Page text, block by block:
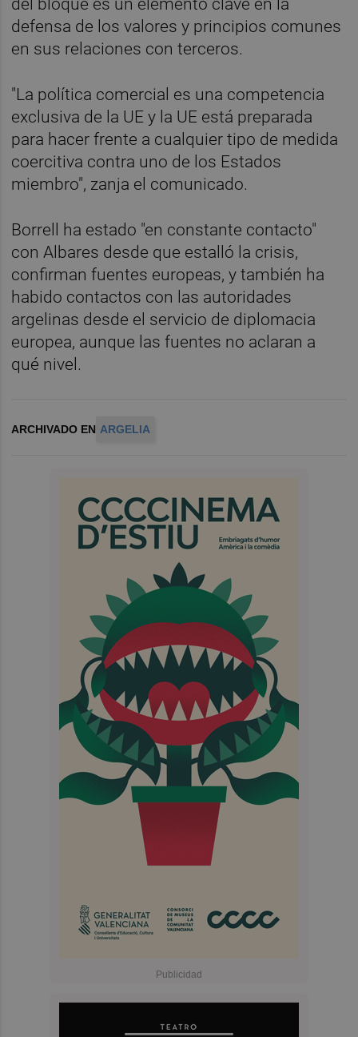
del bloque es un elemento clave en la
defensa de los valores y principios comunes
en sus relaciones con terceros.
"La política comercial es una competencia
exclusiva de la UE y la UE está preparada
para hacer frente a cualquier tipo de medida
coercitiva contra uno de los Estados
miembro", zanja el comunicado.
Borrell ha estado "en constante contacto"
con Albares desde que estalló la crisis,
confirman fuentes europeas, y también ha
habido contactos con las autoridades
argelinas desde el servicio de diplomacia
europea, aunque las fuentes no aclaran a
qué nivel.
ARCHIVADO EN ARGELIA